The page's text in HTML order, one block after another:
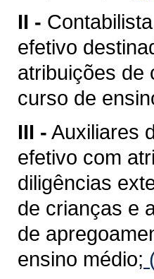
II -
efetivo
atribuições de
curso de
III - Auxiliares
efetivo com
diligências
de crianças e
de
ensino médio;